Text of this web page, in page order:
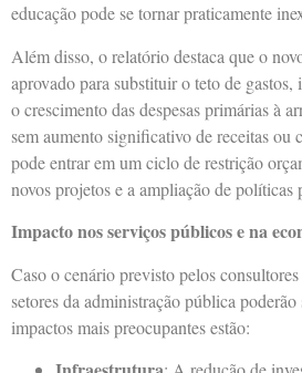
educação pode se tornar praticamente
Além disso, o relatório destaca que o
aprovado para substituir o teto de
o crescimento das despesas primárias à
sem aumento significativo de receitas ou
pode entrar em um ciclo de restrição
novos projetos e a ampliação de políticas
Impacto nos serviços públicos e na
Caso o cenário previsto pelos
setores da administração pública
impactos mais preocupantes estão: